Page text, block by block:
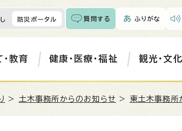
防災ポータル 質問する ふりがな
教育 健康・医療・福祉 観光・文
> 土木事務所からのお知らせ > 東土木事務所